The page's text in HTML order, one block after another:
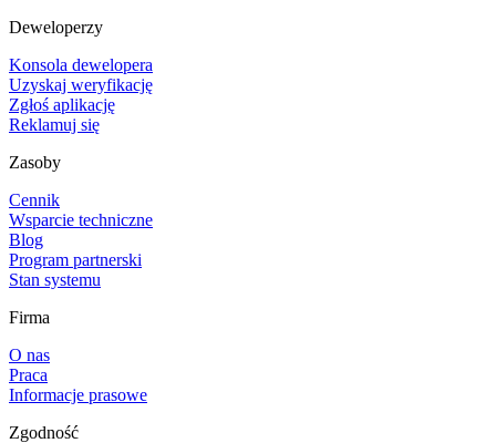
Deweloperzy
Konsola dewelopera
Uzyskaj weryfikację
Zgłoś aplikację
Reklamuj się
Zasoby
Cennik
Wsparcie techniczne
Blog
Program partnerski
Stan systemu
Firma
O nas
Praca
Informacje prasowe
Zgodność